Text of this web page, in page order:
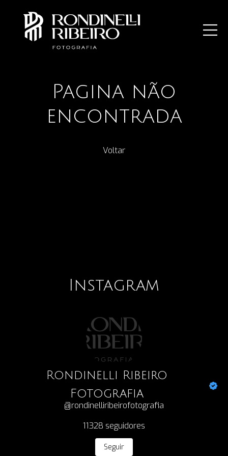
Pagina não
encontrada
Voltar
Instagram
Rondinelli Ribeiro
Fotografia
@rondinelliribeirofotografia
11328 seguidores
Seguir